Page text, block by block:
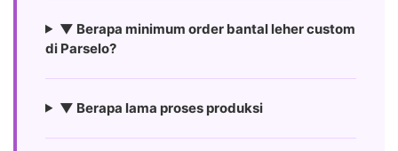
▼ Berapa minimum order bantal leher custom
di Parselo?
▼ Berapa lama proses produksi